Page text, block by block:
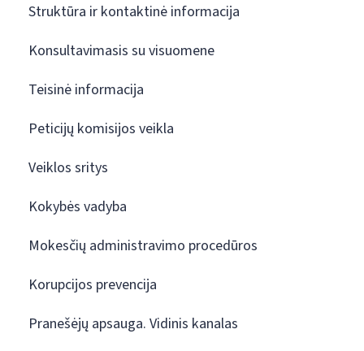
Struktūra ir kontaktinė informacija
Konsultavimasis su visuomene
Teisinė informacija
Peticijų komisijos veikla
Veiklos sritys
Kokybės vadyba
Mokesčių administravimo procedūros
Korupcijos prevencija
Pranešėjų apsauga. Vidinis kanalas